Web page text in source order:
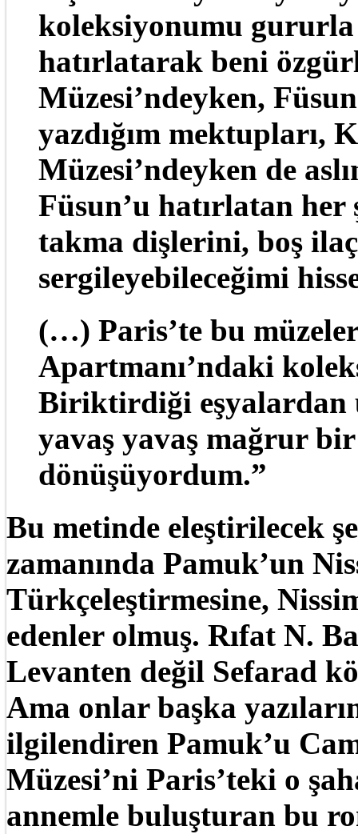
koleksiyonumu
hatırlatarak beni
Müzesi’ndeyken,
yazdığım mektupları,
Müzesi’ndeyken de
Füsun’u hatırlatan her
takma dişlerini, boş
sergileyebileceğimi
(…) Paris’te bu
Apartmanı’ndaki
Biriktirdiği eşyalardan
yavaş yavaş mağrur
dönüşüyordum.”
Bu metinde eleştirilecek
zamanında Pamuk’un
Türkçeleştirmesine,
edenler olmuş. Rıfat N.
Levanten değil Sefarad
Ama onlar başka
ilgilendiren Pamuk’u
Müzesi’ni Paris’teki o
annemle buluşturan bu